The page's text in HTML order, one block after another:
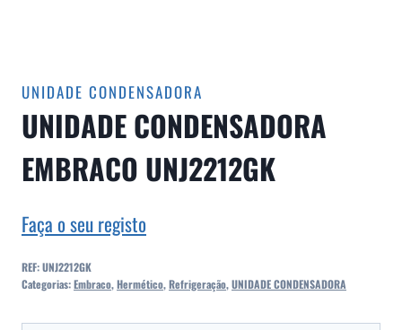
UNIDADE CONDENSADORA
UNIDADE CONDENSADORA
EMBRACO UNJ2212GK
Faça o seu registo
REF:UNJ2212GK
Categorias:Embraco,Hermético,Refrigeração,UNIDADE CONDENSADORA